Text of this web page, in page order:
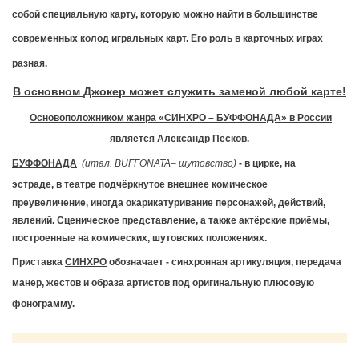
собой специальную карту, которую можно найти в большинстве
современных колод игральных карт. Его роль в карточных играх
разная.
В основном Джокер может служить заменой любой карте!
Основоположником жанра «СИНХРО – БУФФОНАДА» в России
является Александр Песков.
БУФФОНАДА (итал. BUFFONATA– шутовство) - в цирке, на
эстраде, в театре подчёркнутое внешнее комическое
преувеличение, иногда окарикатуривание персонажей, действий,
явлений. Сценическое представление, а также актёрские приёмы,
построенные на комических, шутовских положениях.
Приставка СИНХРО обозначает - синхронная артикуляция, передача
манер, жестов и образа артистов под оригинальную плюсовую
фонограмму.